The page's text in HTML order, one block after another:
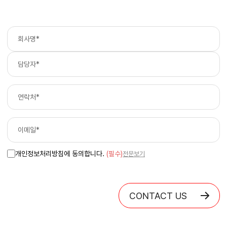
개인정보처리방침에 동의합니다. (필수)전문보기
CONTACT US